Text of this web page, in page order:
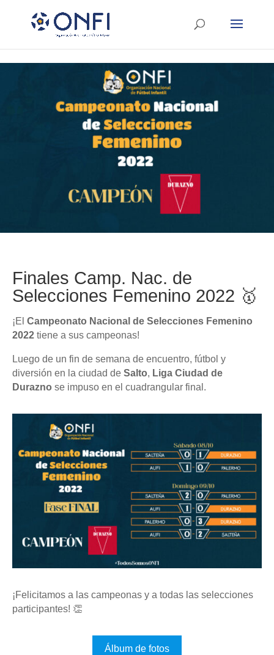
Finales Camp. Nac. de
Selecciones Femenino 2022 🥇
¡El Campeonato Nacional de Selecciones Femenino
2022 tiene a sus campeonas!
Luego de un fin de semana de encuentro, fútbol y
diversión en la ciudad de Salto, Liga Ciudad de
Durazno se impuso en el cuadrangular final.
¡Felicitamos a las campeonas y a todas las selecciones
participantes! 👏
Álbum de fotos